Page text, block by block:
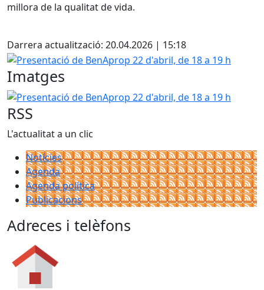
millora de la qualitat de vida.
Darrera actualització: 20.04.2026 | 15:18
Presentació de BenAprop 22 d'abril, de 18 a 19 h
Imatges
Presentació de BenAprop 22 d'abril, de 18 a 19 h
RSS
L'actualitat a un clic
Notícies
Agenda
Agenda política
Publicacions
Adreces i telèfons